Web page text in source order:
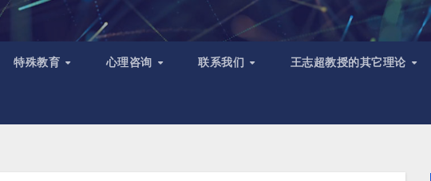
特殊教育 心理咨询 联系我们 王志超教授的其它理论